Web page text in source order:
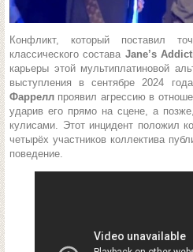
Конфликт, который поставил
классического состава Jane’s
карьеры этой мультиплатиновой
выступления в сентябре 2024
Фаррелл проявил агрессию в
ударив его прямо на сцене, а
кулисами. Этот инцидент положил
четырёх участников коллектива
поведение.